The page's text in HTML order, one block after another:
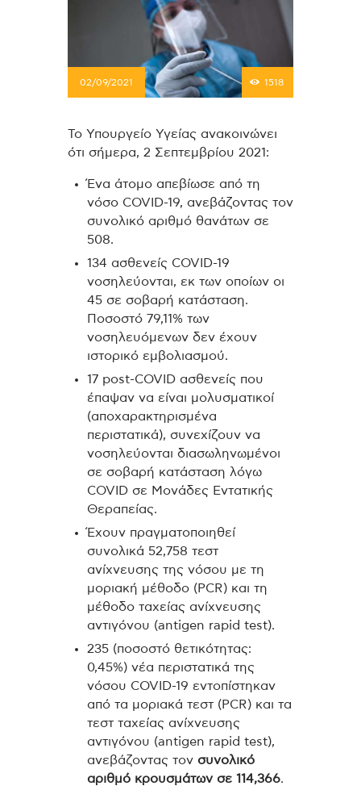
02/09/2021 1518
Το Υπουργείο Υγείας ανακοινώνει
ότι σήμερα, 2 Σεπτεμβρίου 2021:
Ένα άτομο απεβίωσε από τη
νόσο COVID-19, ανεβάζοντας τον
συνολικό αριθμό θανάτων σε
508.
134 ασθενείς COVID-19
νοσηλεύονται, εκ των οποίων οι
45 σε σοβαρή κατάσταση.
Ποσοστό 79,11% των
νοσηλευόμενων δεν έχουν
ιστορικό εμβολιασμού.
17 post-COVID ασθενείς που
έπαψαν να είναι μολυσματικοί
(αποχαρακτηρισμένα
περιστατικά), συνεχίζουν να
νοσηλεύονται διασωληνωμένοι
σε σοβαρή κατάσταση λόγω
COVID σε Μονάδες Εντατικής
Θεραπείας.
Έχουν πραγματοποιηθεί
συνολικά 52,758 τεστ
ανίχνευσης της νόσου με τη
μοριακή μέθοδο (PCR) και τη
μέθοδο ταχείας ανίχνευσης
αντιγόνου (antigen rapid test).
235 (ποσοστό θετικότητας:
0,45%) νέα περιστατικά της
νόσου COVID-19 εντοπίστηκαν
από τα μοριακά τεστ (PCR) και τα
τεστ ταχείας ανίχνευσης
αντιγόνου (antigen rapid test),
ανεβάζοντας τον συνολικό
αριθμό κρουσμάτων σε 114,366.